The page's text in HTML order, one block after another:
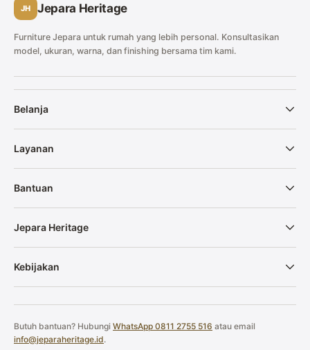
JH Jepara Heritage
Furniture Jepara untuk rumah yang lebih personal. Konsultasikan
model, ukuran, warna, dan finishing bersama tim kami.
Belanja
Layanan
Bantuan
Jepara Heritage
Kebijakan
Butuh bantuan? Hubungi WhatsApp 0811 2755 516 atau email
info@jeparaheritage.id.